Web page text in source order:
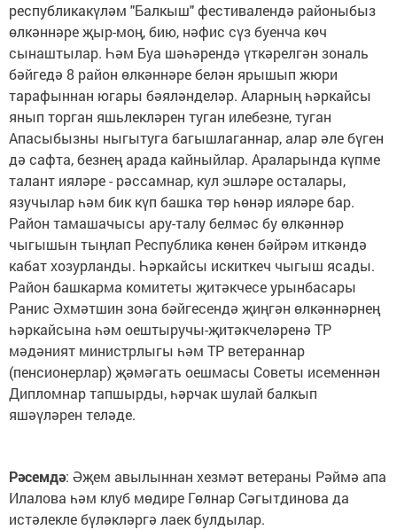
республикакүләм "Балкыш" фестивалендә районыбыз
өлкәннәре җыр-моң, бию, нәфис сүз буенча көч
сынаштылар. Һәм Буа шәһәрендә үткәрелгән зональ
бәйгедә 8 район өлкәннәре белән ярышып жюри
тарафыннан югары бәяләнделәр. Аларның һәркайсы
янып торган яшьлекләрен туган илебезне, туган
Апасыбызны ныгытуга багышлаганнар, алар әле бүген
дә сафта, безнең арада кайныйлар. Араларында күпме
талант ияләре - рәссамнар, кул эшләре осталары,
язучылар һәм бик күп башка төр һөнәр ияләре бар.
Район тамашачысы ару-талу белмәс бу өлкәннәр
чыгышын тыңлап Республика көнен бәйрәм иткәндә
кабат хозурланды. Һәркайсы искиткеч чыгыш ясады.
Район башкарма комитеты җитәкчесе урынбасары
Ранис Әхмәтшин зона бәйгесендә җиңгән өлкәннәрнең
һәркайсына һәм оештыручы-җитәкчеләренә ТР
мәдәният министрлыгы һәм ТР ветераннар
(пенсионерлар) җәмәгать оешмасы Советы исеменнән
Дипломнар тапшырды, һәрчак шулай балкып
яшәүләрен теләде.
Рәсемдә: Әҗем авылыннан хезмәт ветераны Рәймә апа
Илалова һәм клуб мөдире Гөлнар Сәгытдинова да
истәлекле бүләкләргә лаек булдылар.